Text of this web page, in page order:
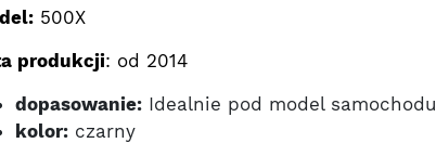
500X
produkcji: od 2014
dopasowanie: Idealnie pod model samochodu
kolor: czarny